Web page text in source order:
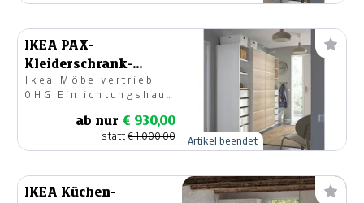
IKEA PAX-
Kleiderschrank-
Gutschein € 1.000,-
Ikea Möbelvertrieb
OHG Einrichtungshaus
ab nur € 930,00
statt€ 1.000,00 Artikel beendet
IKEA Küchen-